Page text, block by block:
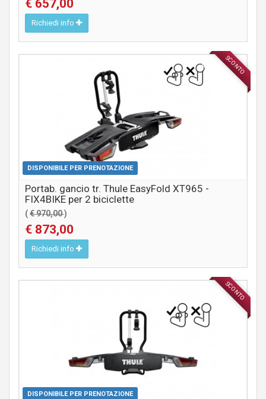
€ 657,00
Richiedi info
SCONTO
DISPONIBILE PER PRENOTAZIONE
ACCESSORI
Portab. gancio tr. Thule EasyFold XT965 -
FIX4BIKE per 2 biciclette
(€ 970,00)
€ 873,00
Richiedi info
SCONTO
DISPONIBILE PER PRENOTAZIONE
ACCESSORI